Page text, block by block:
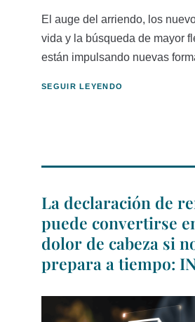
El auge del arriendo, los
vida y la búsqueda de mayor
están impulsando nuevas
SEGUIR LEYENDO
La declaración de
puede convertirse
dolor de cabeza si
prepara a tiempo: